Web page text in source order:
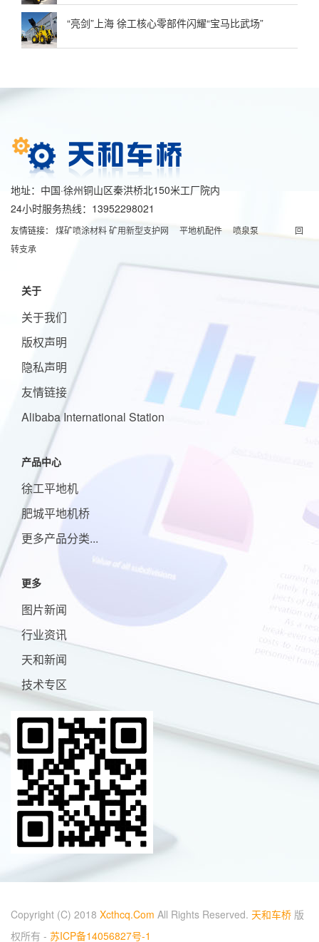
“亮剑”上海 徐工核心零部件闪耀“宝马比武场”
地址：中国·徐州铜山区秦洪桥北150米工厂院内
24小时服务热线：13952298021
友情链接： 煤矿喷涂材料矿用新型支护网 平地机配件 喷泉泵
回
转支承
关于
关于我们
版权声明
隐私声明
友情链接
Alibaba International Station
产品中心
徐工平地机
肥城平地机桥
更多产品分类...
更多
图片新闻
行业资讯
天和新闻
技术专区
Copyright (C) 2018 Xcthcq.Com All Rights Reserved. 天和车桥 版
权所有 - 苏ICP备14056827号-1